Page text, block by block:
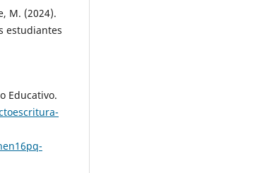
M. (2024).
estudiantes
Educativo.